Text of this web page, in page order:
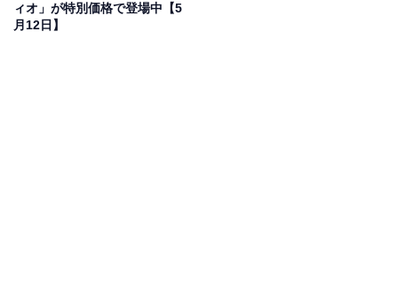
Amazonで見る
ィオ」が特別価格で登場中【5
月12日】